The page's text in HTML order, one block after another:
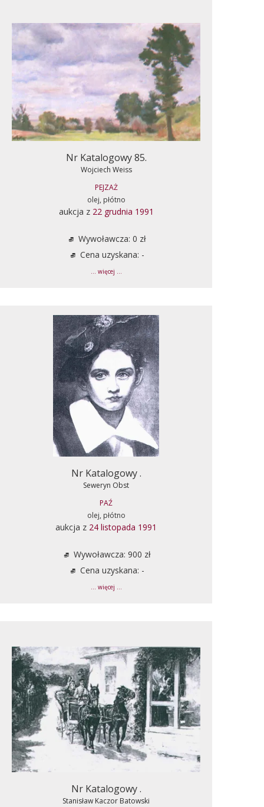
Nr Katalogowy 85.
Wojciech Weiss
PEJZAŻ
olej, płótno
aukcja z 22 grudnia 1991
Wywoławcza: 0 zł
Cena uzyskana: -
... więcej ...
Nr Katalogowy .
Seweryn Obst
PAŹ
olej, płótno
aukcja z 24 listopada 1991
Wywoławcza: 900 zł
Cena uzyskana: -
... więcej ...
Nr Katalogowy .
Stanisław Kaczor Batowski